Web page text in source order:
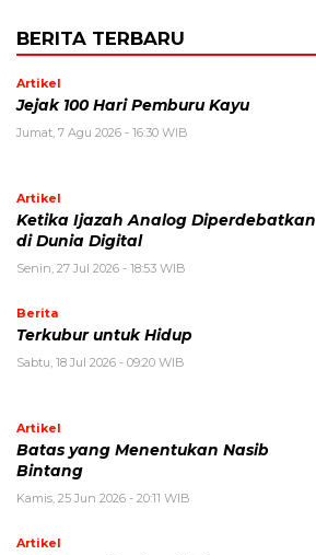
BERITA TERBARU
Artikel
Jejak 100 Hari Pemburu Kayu
Jumat, 7 Agu 2026 - 16:30 WIB
Artikel
Ketika Ijazah Analog Diperdebatkan
di Dunia Digital
Senin, 27 Jul 2026 - 18:53 WIB
Berita
Terkubur untuk Hidup
Sabtu, 18 Jul 2026 - 09:20 WIB
Artikel
Batas yang Menentukan Nasib
Bintang
Kamis, 25 Jun 2026 - 20:11 WIB
Artikel